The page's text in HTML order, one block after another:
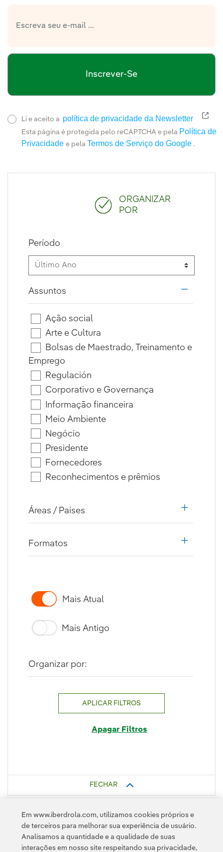
ORGANIZAR
POR
Período
Assuntos
Ação social
Arte e Cultura
Bolsas de Maestrado, Treinamento e
Emprego
Regulación
Corporativo e Governança
Informação financeira
Meio Ambiente
Negócio
Presidente
Fornecedores
Reconhecimentos e prêmios
Áreas / Países
Formatos
Organizar por:
Mais Atual
Mais Antigo
APLICAR FILTROS
Apagar Filtros
FECHAR
Inscrever-Se
Li e aceito a política de privacidade da Newsletter Link
Esta página é protegida pelo reCAPTCHA e pela Política de
Privacidade e pela Termos de Serviço do Google .
Em www.iberdrola.com, utilizamos cookies próprios e
de terceiros para melhorar sua experiência de usuário.
Analisamos a quantidade e a qualidade de suas
interações em nosso site respeitando sua privacidade,